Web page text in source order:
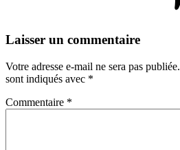
Laisser un commentaire
Votre adresse e-mail ne sera pas publiée.
sont indiqués avec *
Commentaire *